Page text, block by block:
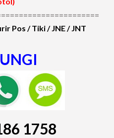
Pos / Tiki / JNE / JNT
1758